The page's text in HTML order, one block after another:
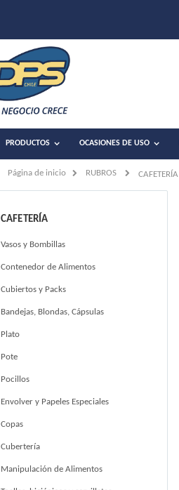
PRODUCTOS OCASIONES DE USO
Página de inicio RUBROS CAFETERÍA
CAFETERÍA
Vasos y Bombillas
Contenedor de Alimentos
Cubiertos y Packs
Bandejas, Blondas, Cápsulas
Plato
Pote
Pocillos
Envolver y Papeles Especiales
Copas
Cubertería
Manipulación de Alimentos